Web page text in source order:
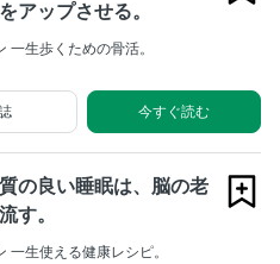
アップさせる。
一生歩くための骨活。
今すぐ読む
の良い睡眠は、脳の老
す。
一生使える健康レシピ。